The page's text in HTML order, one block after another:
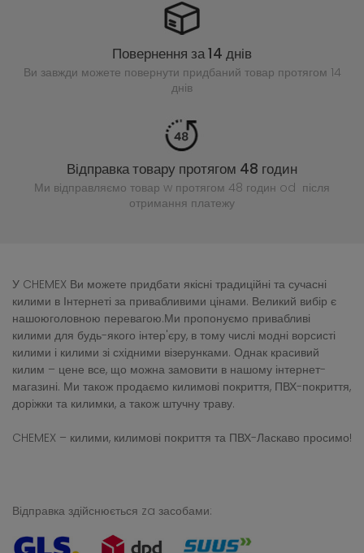
Повернення за 14 днів
Ви завжди можете повернути придбаний товар протягом 14
днів
Відправка товару протягом 48 годин
Ми відправляємо товар w протягом 48 годин od після
отримання платежу
У CHEMEX Ви можете придбати якісні традиційні та сучасні
килими в Інтернеті за привабливими цінами. Великий вибір є
нашоюголовною перевагою.Ми пропонуємо привабливі
килими для будь-якого інтер'єру, в тому числі модні ворсисті
килими і килими зі східними візерунками. Однак красивий
килим – цене все, що можна замовити в нашому інтернет-
магазині. Ми також продаємо килимові покриття, ПВХ-покриття,
доріжки та килимки, а також штучну траву.
CHEMEX – килими, килимові покриття та ПВХ-Ласкаво просимо!
Відправка здійснюється za засобами: